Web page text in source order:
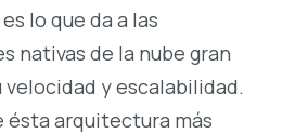
lo que da a las
nativas de la nube gran
velocidad y escalabilidad.
ésta arquitectura más